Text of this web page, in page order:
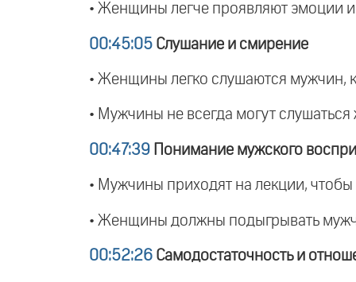
• Женщины легче проявляют эмоции
00:45:05 Слушание и смирение
• Женщины легко слушаются мужчин,
• Мужчины не всегда могут слушаться
00:47:39 Понимание мужского
• Мужчины приходят на лекции,
• Женщины должны подыгрывать
00:52:26 Самодостаточность и